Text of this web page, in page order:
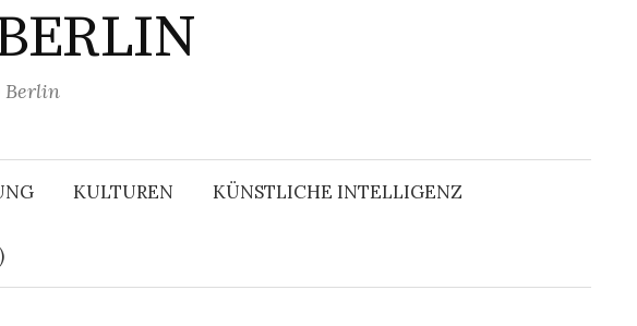
Berlin
KULTUREN KÜNSTLICHE INTELLIGENZ
Suchen